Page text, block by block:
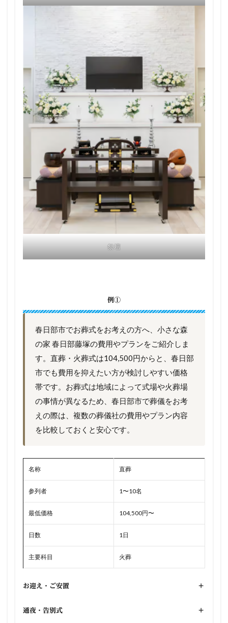
祭壇
例①
春日部市でお葬式をお考えの方へ、小さな森
の家 春日部藤塚の費用やプランをご紹介しま
す。直葬・火葬式は104,500円からと、春日部
市でも費用を抑えたい方が検討しやすい価格
帯です。お葬式は地域によって式場や火葬場
の事情が異なるため、春日部市で葬儀をお考
えの際は、複数の葬儀社の費用やプラン内容
を比較しておくと安心です。
名称 直葬
参列者 1〜10名
最低価格 104,500円〜
日数 1日
主要科目 火葬
お迎え・ご安置 +
通夜・告別式 +